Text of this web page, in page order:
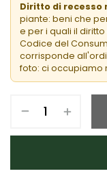
Diritto di recesso
piante: beni che
e per i quali il
Codice del
corrisponde
foto: ci occupiamo